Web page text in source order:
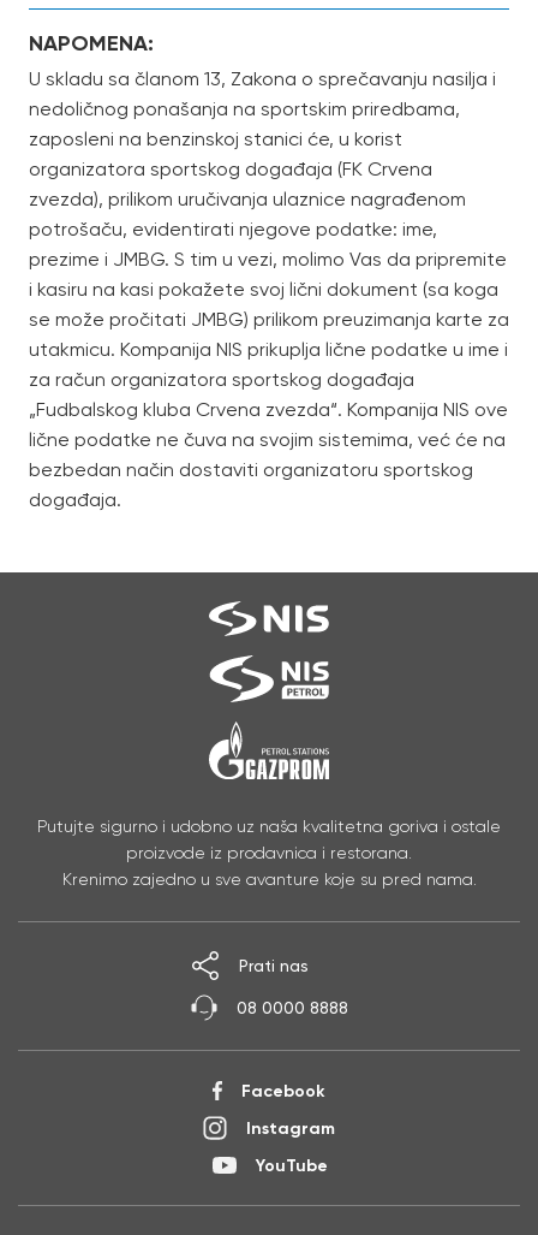
NAPOMENA:
U skladu sa članom 13, Zakona o sprečavanju nasilja i
nedoličnog ponašanja na sportskim priredbama,
zaposleni na benzinskoj stanici će, u korist
organizatora sportskog događaja (FK Crvena
zvezda), prilikom uručivanja ulaznice nagrađenom
potrošaču, evidentirati njegove podatke: ime,
prezime i JMBG. S tim u vezi, molimo Vas da pripremite
i kasiru na kasi pokažete svoj lični dokument (sa koga
se može pročitati JMBG) prilikom preuzimanja karte za
utakmicu. Kompanija NIS prikuplja lične podatke u ime i
za račun organizatora sportskog događaja
„Fudbalskog kluba Crvena zvezda“. Kompanija NIS ove
lične podatke ne čuva na svojim sistemima, već će na
bezbedan način dostaviti organizatoru sportskog
događaja.
Putujte sigurno i udobno uz naša kvalitetna goriva i ostale
proizvode iz prodavnica i restorana.
Krenimo zajedno u sve avanture koje su pred nama.
Facebook
Instagram
YouTube
Prati nas
08 0000 8888